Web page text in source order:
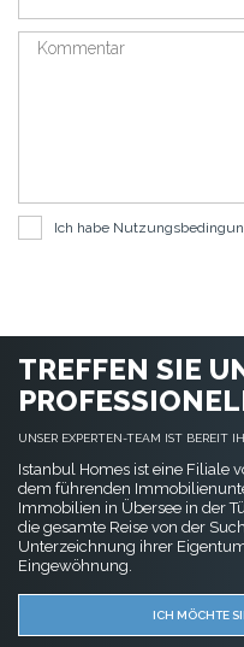
Ich habe
TREFFEN SIE
UNSER EXPERTEN-TEAM IST BEREIT
Istanbul Homes ist eine Filiale
dem führenden
Immobilien in Übersee in der
die gesamte Reise von der
Unterzeichnung ihrer
Eingewöhnung.
ICH MÖCHTE